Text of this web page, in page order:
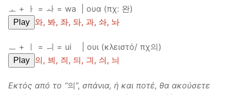
ㅗ + ㅏ = ㅘ = wa | ουα (πχ: 완)
Play 와, 봐, 좌, 돠, 과, 솨, 놔
ㅡ + ㅣ = ㅢ = ui | ουι (κλειστό/ πχ의)
Play 의, 븨, 즤, 듸, 긔, 싀, 늬
Εκτός από το “의”, σπάνια, ή και ποτέ, θα ακούσετε